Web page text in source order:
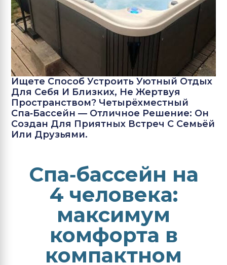
Ищете Способ Устроить Уютный Отдых
Для Себя И Близких, Не Жертвуя
Пространством? Четырёхместный
Спа‑бассейн — Отличное Решение: Он
Создан Для Приятных Встреч С Семьёй
Или Друзьями.
Спа‑бассейн на
4 человека:
максимум
комфорта в
компактном